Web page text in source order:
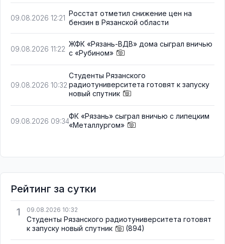
09.08.2026 12:21
Росстат отметил снижение цен на
бензин в Рязанской области
09.08.2026 11:22
ЖФК «Рязань-ВДВ» дома сыграл вничью
с «Рубином»
09.08.2026 10:32
Студенты Рязанского
радиотуниверситета готовят к запуску
новый спутник
09.08.2026 09:34
ФК «Рязань» сыграл вничью с липецким
«Металлургом»
Рейтинг за сутки
1
09.08.2026 10:32
Студенты Рязанского радиотуниверситета готовят
к запуску новый спутник
(894)